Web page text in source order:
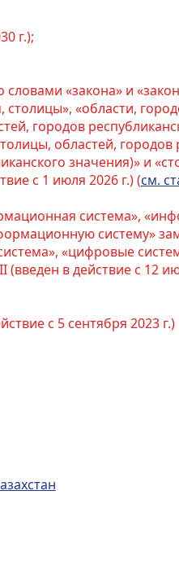
г.);
«закона» и
столицы», «области,
городов
областей, городов
значения)» и
с 1 июля 2026 г.) (см.
система»,
систему»
«цифровые
(введен в действие с 12
с 5 сентября 2023 г.)